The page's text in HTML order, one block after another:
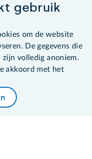
gebruik
om de website
De gegevens die
zijn volledig anoniem.
akkoord met het